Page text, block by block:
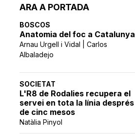
ARA A PORTADA
BOSCOS
Anatomia del foc a Catalunya
Arnau Urgell i Vidal | Carlos
Albaladejo
SOCIETAT
L'R8 de Rodalies recupera el
servei en tota la línia després
de cinc mesos
Natàlia Pinyol